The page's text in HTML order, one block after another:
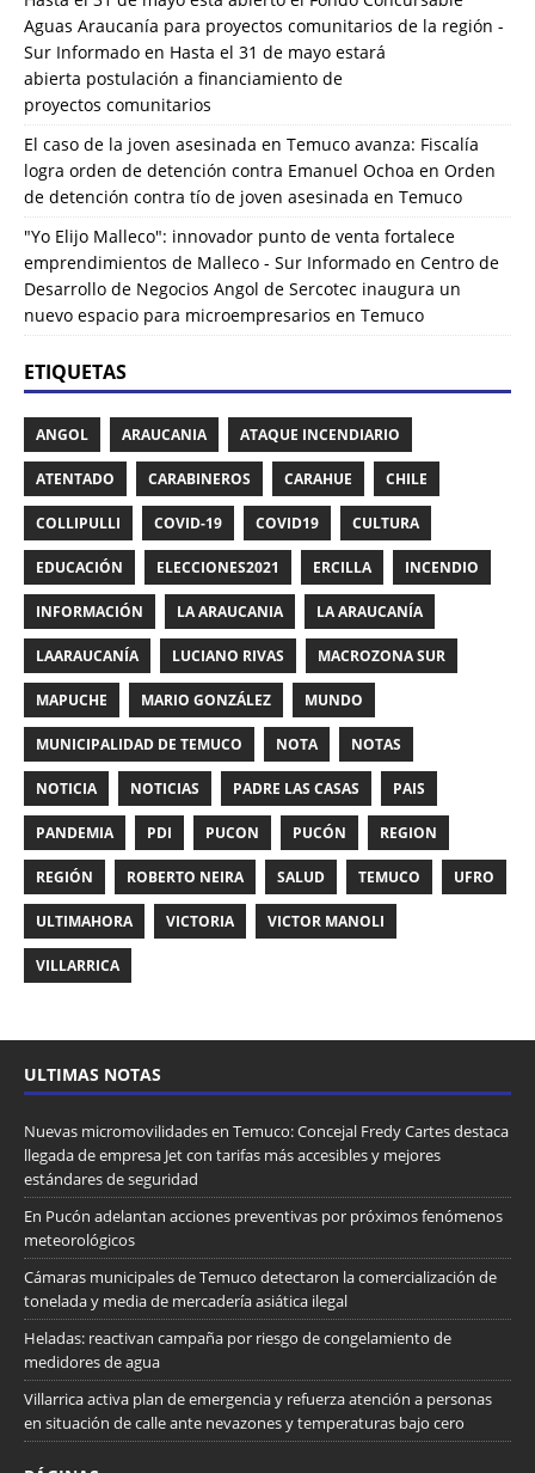
Aguas Araucanía para proyectos comunitarios de la región -
Sur Informado en Hasta el 31 de mayo estará
abierta postulación a financiamiento de
proyectos comunitarios
El caso de la joven asesinada en Temuco avanza: Fiscalía
logra orden de detención contra Emanuel Ochoa en Orden
de detención contra tío de joven asesinada en Temuco
"Yo Elijo Malleco": innovador punto de venta fortalece
emprendimientos de Malleco - Sur Informado en Centro de
Desarrollo de Negocios Angol de Sercotec inaugura un
nuevo espacio para microempresarios en Temuco
ETIQUETAS
ANGOL ARAUCANIA ATAQUE INCENDIARIO
ATENTADO CARABINEROS CARAHUE CHILE
COLLIPULLI COVID-19 COVID19 CULTURA
EDUCACIÓN ELECCIONES2021 ERCILLA INCENDIO
INFORMACIÓN LA ARAUCANIA LA ARAUCANÍA
LAARAUCANÍA LUCIANO RIVAS MACROZONA SUR
MAPUCHE MARIO GONZÁLEZ MUNDO
MUNICIPALIDAD DE TEMUCO NOTA NOTAS
NOTICIA NOTICIAS PADRE LAS CASAS PAIS
PANDEMIA PDI PUCON PUCÓN REGION
REGIÓN ROBERTO NEIRA SALUD TEMUCO UFRO
ULTIMAHORA VICTORIA VICTOR MANOLI
VILLARRICA
ULTIMAS NOTAS
Nuevas micromovilidades en Temuco: Concejal Fredy Cartes destaca
llegada de empresa Jet con tarifas más accesibles y mejores
estándares de seguridad
En Pucón adelantan acciones preventivas por próximos fenómenos
meteorológicos
Cámaras municipales de Temuco detectaron la comercialización de
tonelada y media de mercadería asiática ilegal
Heladas: reactivan campaña por riesgo de congelamiento de
medidores de agua
Villarrica activa plan de emergencia y refuerza atención a personas
en situación de calle ante nevazones y temperaturas bajo cero